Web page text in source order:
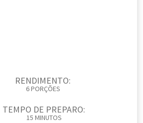
RENDIMENTO:
6 PORÇÕES
TEMPO DE PREPARO:
15 MINUTOS